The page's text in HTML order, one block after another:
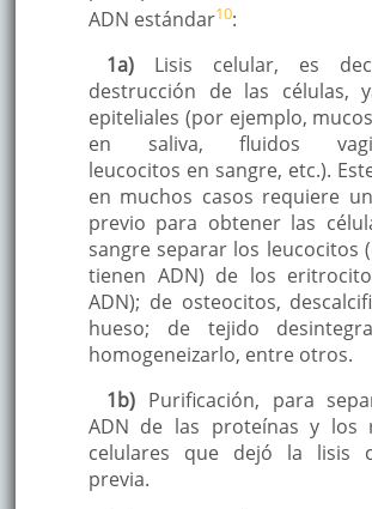
ADN estándar10:
1a)Lisis celular, es
destrucción de las células,
epiteliales (por ejemplo,
en saliva, fluidos
leucocitos en sangre, etc.).
en muchos casos requiere
previo para obtener las
sangre separar los leucocitos
tienen ADN) de los
ADN); de osteocitos,
hueso; de tejido
homogeneizarlo, entre otros.
1b)Purificación, para
ADN de las proteínas y los
celulares que dejó la lisis
previa.